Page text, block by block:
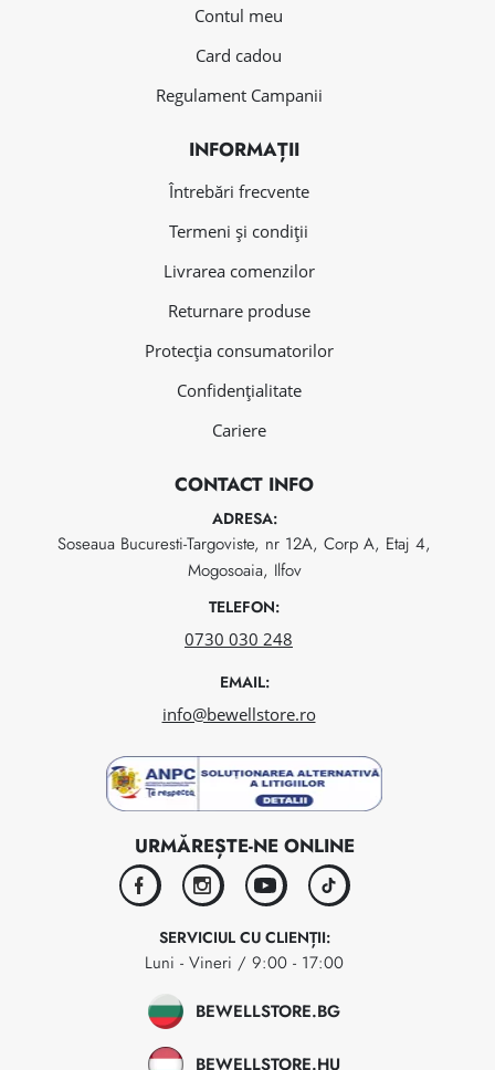
Contul meu
Card cadou
Regulament Campanii
INFORMAȚII
Întrebări frecvente
Termeni și condiții
Livrarea comenzilor
Returnare produse
Protecția consumatorilor
Confidențialitate
Cariere
CONTACT INFO
ADRESA:
Soseaua Bucuresti-Targoviste, nr 12A, Corp A, Etaj 4,
Mogosoaia, Ilfov
TELEFON:
0730 030 248
EMAIL:
info@bewellstore.ro
URMĂREȘTE-NE ONLINE
facebookinstagramyoutubetiktok
SERVICIUL CU CLIENȚII:
Luni - Vineri / 9:00 - 17:00
BEWELLSTORE.BG
BEWELLSTORE.HU